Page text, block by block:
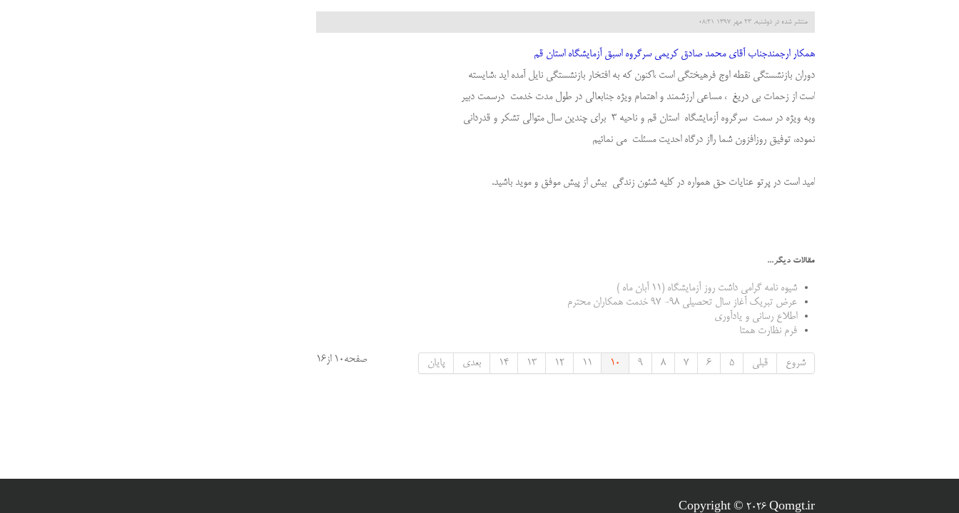
منتشر شده در دوشنبه, 23 مهر 1397 08:21
همکار ارجمندجناب آقای محمد صادق کریمی سرگروه اسبق آزمایشگاه استان قم
دوران بازنشستگی نقطه اوج فرهیختگی است ،اکنون که به افتخار بازنشستگی نایل آمده اید ،شایسته
است از زحمات بی دریغ ، مساعی ارزشمند و اهتمام ویژه جنابعالی در طول مدت خدمت درسمت دبیر
وبه ویژه در سمت سرگروه آزمایشگاه استان قم و ناحیه 3 برای چندین سال متوالی تشکر و قدردانی
نموده، توفیق روزافزون شما رااز درگاه احدیت مسئلت می نمائیم
امید است در پرتو عنایات حق همواره در کلیه شئون زندگی بیش از پیش موفق و موید باشید.
مقالات دیگر...
شیوه نامه گرامی داشت روز آزمایشگاه (11 آبان ماه )
عرض تبریک آغاز سال تحصیلی 98- 97 خدمت همکاران محترم
اطلاع رسانی و یادآوری
فرم نظارت همتا
صفحه10 از16 شروع قبلی 5
6
7
8
9
10
11
12
13
14 بعدی پایان
Copyright © 2026 Qomgt.ir